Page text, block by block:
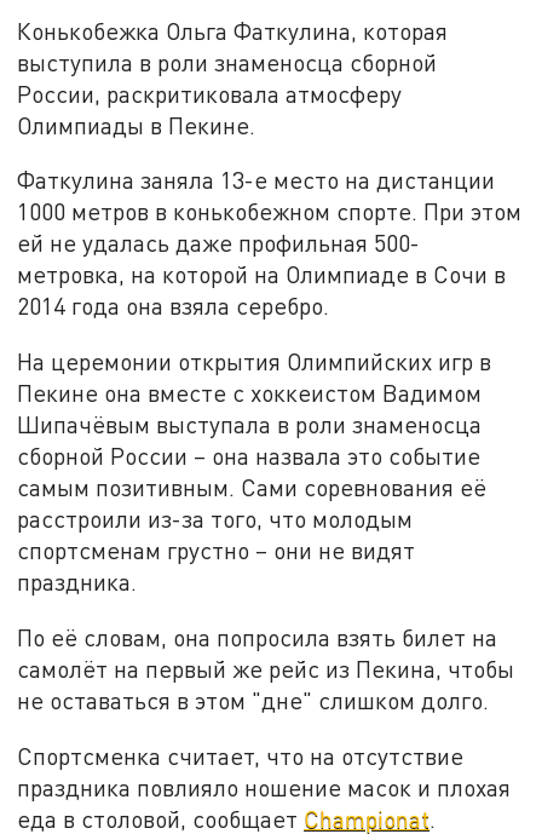
Конькобежка Ольга Фаткулина, которая
выступила в роли знаменосца сборной
России, раскритиковала атмосферу
Олимпиады в Пекине.
Фаткулина заняла 13-е место на дистанции
1000 метров в конькобежном спорте. При этом
ей не удалась даже профильная 500-
метровка, на которой на Олимпиаде в Сочи в
2014 года она взяла серебро.
На церемонии открытия Олимпийских игр в
Пекине она вместе с хоккеистом Вадимом
Шипачёвым выступала в роли знаменосца
сборной России – она назвала это событие
самым позитивным. Сами соревнования её
расстроили из-за того, что молодым
спортсменам грустно – они не видят
праздника.
По её словам, она попросила взять билет на
самолёт на первый же рейс из Пекина, чтобы
не оставаться в этом "дне" слишком долго.
Спортсменка считает, что на отсутствие
праздника повлияло ношение масок и плохая
еда в столовой, сообщает Сhampionat